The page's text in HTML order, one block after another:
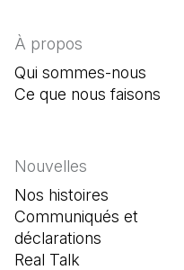
À propos
Qui sommes-nous
Ce que nous faisons
Nouvelles
Nos histoires
Communiqués et
déclarations
Real Talk